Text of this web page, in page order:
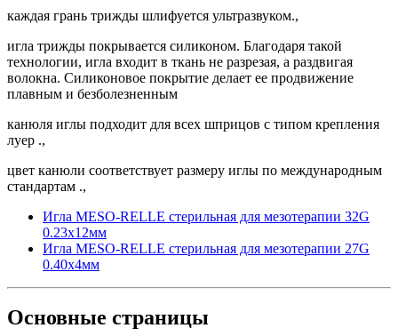
каждая грань трижды шлифуется ультразвуком.,
игла трижды покрывается силиконом. Благодаря такой
технологии, игла входит в ткань не разрезая, а раздвигая
волокна. Силиконовое покрытие делает ее продвижение
плавным и безболезненным
канюля иглы подходит для всех шприцов с типом крепления
луер .,
цвет канюли соответствует размеру иглы по международным
стандартам .,
Игла MESO-RELLE стерильная для мезотерапии 32G
0.23х12мм
Игла MESO-RELLE стерильная для мезотерапии 27G
0.40х4мм
Основные страницы